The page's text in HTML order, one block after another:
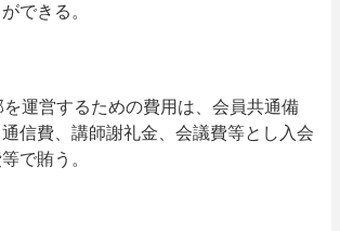
できる。
運営するための費用は、会員共通備
信費、講師謝礼金、会議費等とし入会
で賄う。